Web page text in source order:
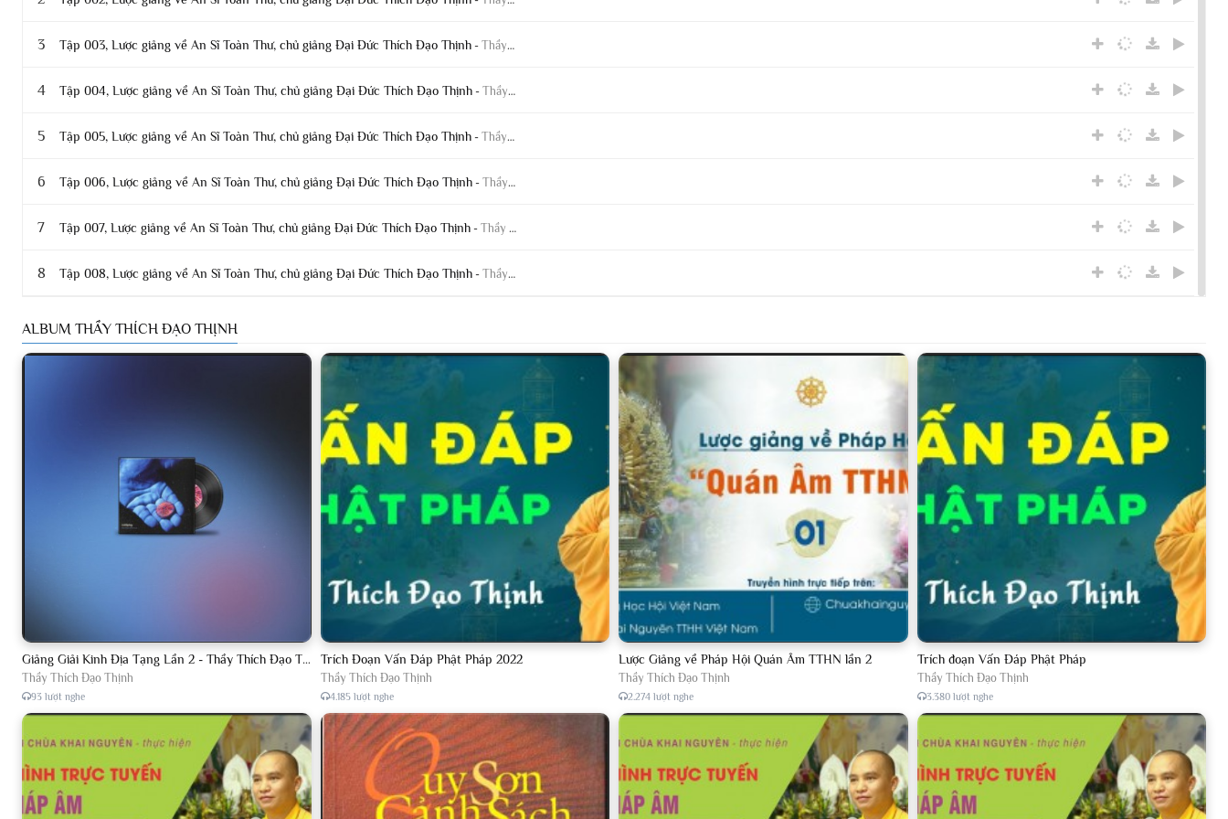
3 Tập 003, Lược giảng về An Sĩ Toàn Thư, chủ giảng Đại Đức Thích Đạo Thịnh - Thầy Thích Đạo Thịnh
4 Tập 004, Lược giảng về An Sĩ Toàn Thư, chủ giảng Đại Đức Thích Đạo Thịnh - Thầy Thích Đạo Thịnh
5 Tập 005, Lược giảng về An Sĩ Toàn Thư, chủ giảng Đại Đức Thích Đạo Thịnh - Thầy Thích Đạo Thịnh
6 Tập 006, Lược giảng về An Sĩ Toàn Thư, chủ giảng Đại Đức Thích Đạo Thịnh - Thầy Thích Đạo Thịnh
7 Tập 007, Lược giảng về An Sĩ Toàn Thư, chủ giảng Đại Đức Thích Đạo Thịnh - Thầy Thích Đạo Thịnh
8 Tập 008, Lược giảng về An Sĩ Toàn Thư, chủ giảng Đại Đức Thích Đạo Thịnh - Thầy Thích Đạo Thịnh
Tập 009, Lược giảng về An Sĩ Toàn Thư, chủ giảng Đại Đức Thích Đạo Thịnh
Tập 010, Lược giảng về An Sĩ Toàn Thư, chủ giảng Đại Đức Thích Đạo Thịnh
Tập 011, Lược giảng về An Sĩ Toàn Thư, chủ giảng Đại Đức Thích Đạo Thịnh Thầy Thích Đạo Thịnh
Tập 012, Lược giảng về An Sĩ Toàn Thư, chủ giảng Đại Đức Thích Đạo Thịnh- Thầy Thích Đạo Thịnh
Tập 013, Lược giảng về An Sĩ Toàn Thư, chủ giảng Đại Đức Thích Đạo Thịnh- Thầy Thích Đạo Thịnh
Tập 015, Lược giảng về An Sĩ Toàn Thư, chủ giảng Đại Đức Thích Đạo Thịnh Thầy Thích Đạo Thịnh
16 Tập 016, Lược giảng về An Sĩ Toàn Thư, chủ giảng Đại Đức Thích Đạo Thịnh-Thầy Thích Đạo Thịnh
17 Tập 017, Lược giảng về An Sĩ Toàn Thư, chủ giảng Đại Đức Thích Đạo Thịnh
Tập 018, Lược giảng về An Sĩ Toàn Thư, chủ giảng Đại Đức Thích Đạo Thịnh- Thầy Thích Đạo Thịnh
19 Tập 019, Lược giảng về An Sĩ Toàn Thư, chủ giảng Đại Đức Thích Đạo Thịnh-Thầy Thích Đạo Thịnh
ALBUM THẦY THÍCH ĐẠO THỊNH
Giảng Giải Kinh Địa Tạng Lần 2 - Thầy Thích Đạo Thịnh - Diệu Pháp Khai Tâm
Thầy Thích Đạo Thịnh
93 lượt nghe
Trích Đoạn Vấn Đáp Phật Pháp 2022
Thầy Thích Đạo Thịnh
4.185 lượt nghe
Lược Giảng về Pháp Hội Quán Âm TTHN lần 2
Thầy Thích Đạo Thịnh
2.274 lượt nghe
Trích đoạn Vấn Đáp Phật Pháp
Thầy Thích Đạo Thịnh
3.380 lượt nghe